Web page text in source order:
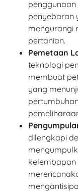
penyebaran
mengurangi
pertanian.
Pemetaan
teknologi
membuat
yang
dilengkapi